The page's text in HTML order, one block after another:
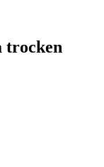
trocken